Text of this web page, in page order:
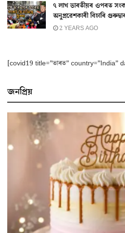
৭ লাখ ভাৰতীয়ৰ ওপৰত
অনুপ্ৰৱেশকাৰী বিচাৰি
2 YEARS AGO
[covid19 title=”ভাৰত” country=”India”
জনপ্ৰিয়